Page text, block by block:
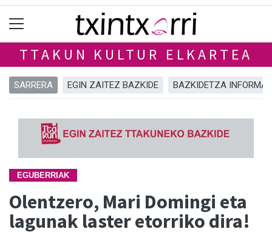
TTAKUN KULTUR ELKARTEA
SARRERA EGIN ZAITEZ BAZKIDE BAZKIDETZA
EGUBERRIAK
Olentzero, Mari Domingi eta
lagunak laster etorriko dira!